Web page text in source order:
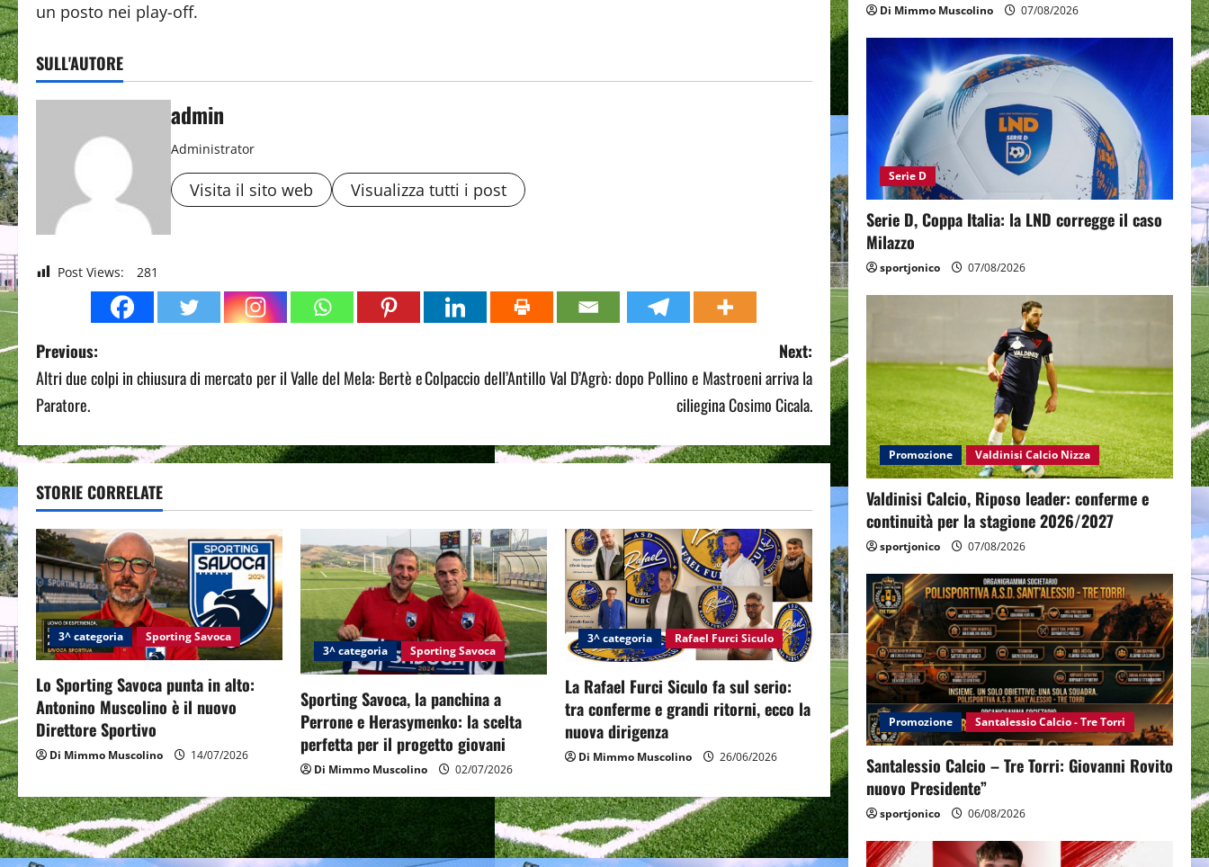
un posto nei play-off.
SULL'AUTORE
admin
Administrator
Visita il sito web Visualizza tutti i post
Post Views: 281
P
o
t
n
a
v
i
g
a
t
i
o
n
Previous:
Altri due colpi in chiusura di mercato per il Valle del Mela: Bertè e
Paratore.
Next:
Colpaccio dell’Antillo Val D’Agrò: dopo Pollino e Mastroeni arriva la
ciliegina Cosimo Cicala.
STORIE CORRELATE
3^ categoria Sporting Savoca
Lo Sporting Savoca punta in alto:
Antonino Muscolino è il nuovo
Direttore Sportivo
Di Mimmo Muscolino 14/07/2026
3^ categoria Sporting Savoca
Sporting Savoca, la panchina a
Perrone e Herasymenko: la scelta
perfetta per il progetto giovani
Di Mimmo Muscolino 02/07/2026
3^ categoria Rafael Furci Siculo
La Rafael Furci Siculo fa sul serio:
tra conferme e grandi ritorni, ecco la
nuova dirigenza
Di Mimmo Muscolino 26/06/2026
Di Mimmo Muscolino 07/08/2026
Serie D
Serie D, Coppa Italia: la LND corregge il caso
Milazzo
sportjonico 07/08/2026
Promozione Valdinisi Calcio Nizza
Valdinisi Calcio, Riposo leader: conferme e
continuità per la stagione 2026/2027
sportjonico 07/08/2026
Promozione Santalessio Calcio - Tre Torri
Santalessio Calcio – Tre Torri: Giovanni Rovito
nuovo Presidente”
sportjonico 06/08/2026